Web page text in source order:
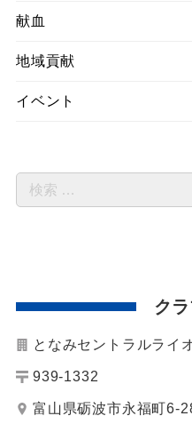
献血
地域貢献
イベント
ク
となみセントラルライ
939-1332
富山県砺波市永福町6-